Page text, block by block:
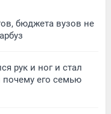
бюджета вузов не
рук и ног и стал
почему его семью